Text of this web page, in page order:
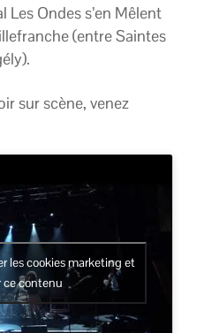
Les Ondes s’en Mêlent
(entre Saintes
sur scène, venez
les cookies marketing et
ce contenu